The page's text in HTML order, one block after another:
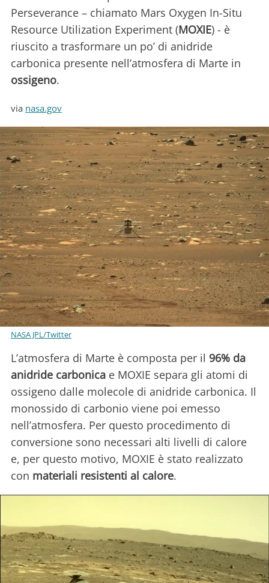
Perseverance – chiamato Mars Oxygen In-Situ
Resource Utilization Experiment (MOXIE) - è
riuscito a trasformare un po’ di anidride
carbonica presente nell’atmosfera di Marte in
ossigeno.
via nasa.gov
NASA JPL/Twitter
L’atmosfera di Marte è composta per il 96% da
anidride carbonica e MOXIE separa gli atomi di
ossigeno dalle molecole di anidride carbonica. Il
monossido di carbonio viene poi emesso
nell’atmosfera. Per questo procedimento di
conversione sono necessari alti livelli di calore
e, per questo motivo, MOXIE è stato realizzato
con materiali resistenti al calore.